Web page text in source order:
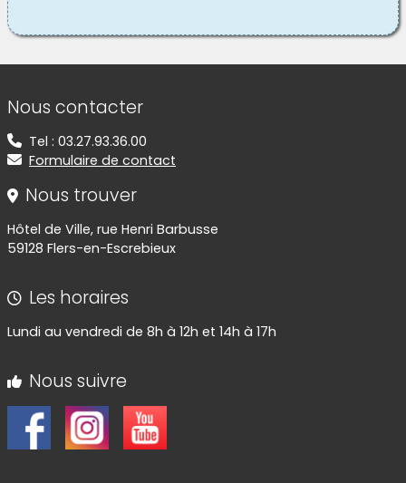
Informations de contact
Nous contacter
Tel : 03.27.93.36.00
Formulaire de contact
Nous trouver
Hôtel de Ville, rue Henri Barbusse
59128 Flers-en-Escrebieux
Les horaires
Lundi au vendredi de 8h à 12h et 14h à 17h
Nous suivre